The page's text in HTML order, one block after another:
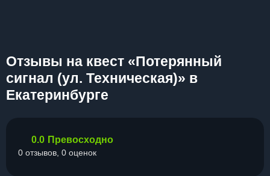
Отзывы на квест «Потерянный
сигнал (ул. Техническая)» в
Екатеринбурге
0.0 Превосходно
0 отзывов, 0 оценок